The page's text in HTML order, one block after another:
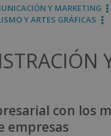
Y MARKETING
Y ARTES GRÁFICAS
con los
empresas